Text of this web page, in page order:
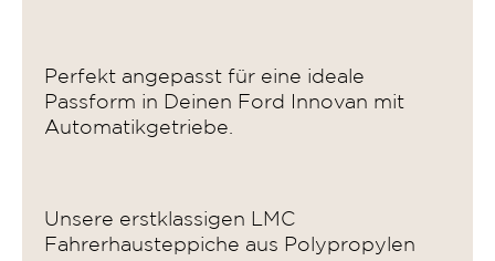
Perfekt angepasst für eine ideale
Passform in Deinen Ford Innovan mit
Automatikgetriebe.
Unsere erstklassigen LMC
Fahrerhausteppiche aus Polypropylen